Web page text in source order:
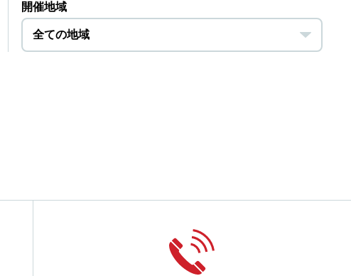
開催地域